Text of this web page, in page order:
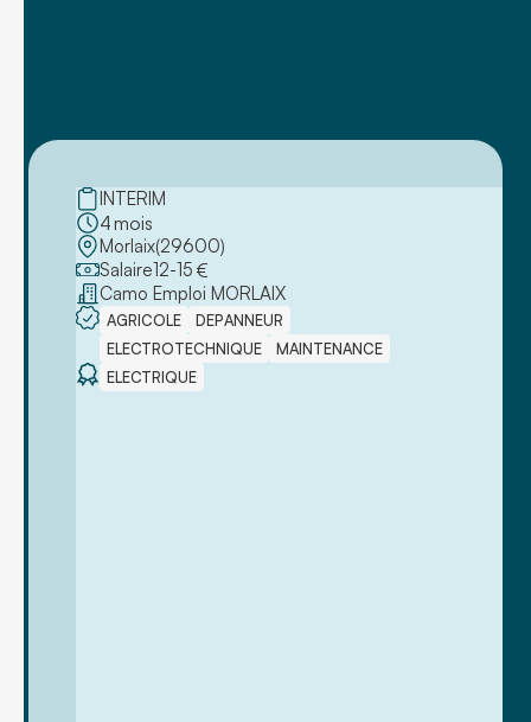
INTERIM
4mois
Morlaix(29600)
Salaire12-15 €
Camo Emploi MORLAIX
AGRICOLE
DEPANNEUR
ELECTROTECHNIQUE
MAINTENANCE
ELECTRIQUE